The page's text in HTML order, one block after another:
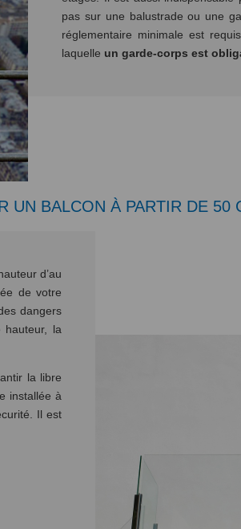
pas sur une balustrade ou une
réglementaire minimale est
laquelle un garde-corps est
UN BALCON À PARTIR DE 50
d’au
de votre
dangers
hauteur, la
la libre
installée à
Il est